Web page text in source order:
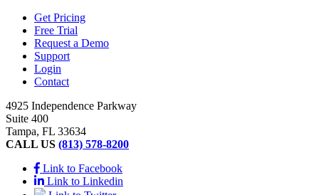
Get Pricing
Free Trial
Request a Demo
Support
Login
Contact
4925 Independence Parkway
Suite 400
Tampa, FL 33634
CALL US (813) 578-8200
Link to Facebook
Link to Linkedin